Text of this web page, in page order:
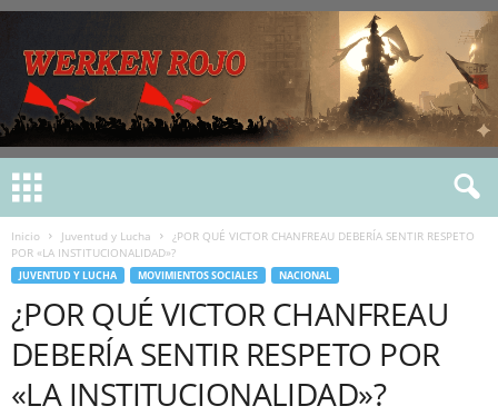
Inicio Juventud y Lucha
¿POR QUÉ VICTOR CHANFREAU DEBERÍA SENTIR RESPETO
POR «LA INSTITUCIONALIDAD»?
JUVENTUD Y LUCHA MOVIMIENTOS SOCIALES NACIONAL
¿POR QUÉ VICTOR CHANFREAU
DEBERÍA SENTIR RESPETO POR
«LA INSTITUCIONALIDAD»?